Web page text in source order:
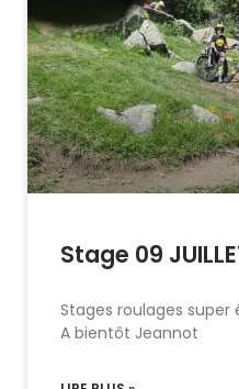
Stage 09
Stages roulages super
A bientôt Jeannot